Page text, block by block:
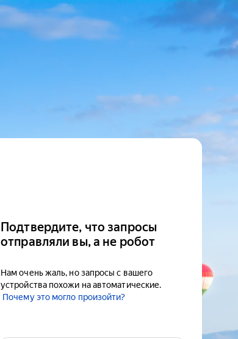
Подтвердите, что запросы
отправляли вы, а не робот
Нам очень жаль, но запросы с вашего
устройства похожи на автоматические.
Почему это могло произойти?